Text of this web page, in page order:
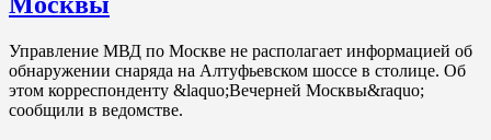
Управление МВД по Москве не располагает информацией об
обнаружении снаряда на Алтуфьевском шоссе в столице. Об
этом корреспонденту &laquo;Вечерней Москвы&raquo;
сообщили в ведомстве.